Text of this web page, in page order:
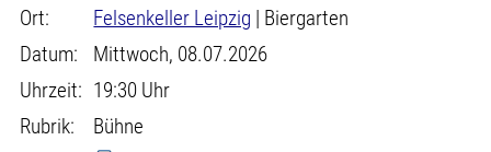
Ort: Felsenkeller Leipzig | Biergarten
Datum:
Mittwoch, 08.07.2026
Uhrzeit: 19:30 Uhr
Rubrik:
Bühne